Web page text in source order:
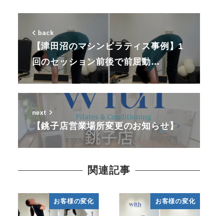
back
【津田沼のマシンピラティス事例】1
回のセッション前後で前屈動…
next
【銚子店営業場所変更のお知らせ】
関連記事
お客様の変化 お客様の変化